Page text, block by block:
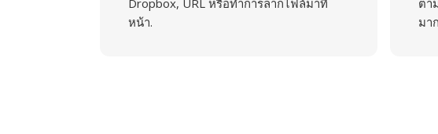
Dropbox, URL หรือทำการลากไฟล์มาที่
หน้า.
ตา
มา